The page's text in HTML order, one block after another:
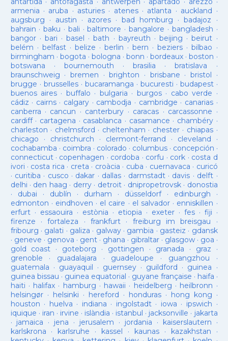
armenia · aruba · asturies· atenes· atlanta · auckland ·
augsburg · austin · azores·bad homburg ·badajoz ·
bahrain ·baku · bali ·baltimore ·bangalore · bangladesh ·
bangor· bari ·basel ·bath · bayreuth ·beijing ·beirut ·
belém · belfast· belize · berlin ·bern ·beziers ·bilbao ·
birmingham · bogota · bologna ·bonn ·bordeaux ·boston ·
botswana · bournemouth ·brasilia ·bratislava ·
braunschweig · bremen ·brighton · brisbane · bristol ·
brugge · brusselles· bucaramanga · bucuresti · budapest·
buenos aires· buffalo · bulgaria · burgos· cabo verde ·
cádiz · cairns· calgary · cambodja · cambridge · canarias·
canberra · cancun · canterbury · caracas · carcassonne ·
cardiff· cartagena · casablanca · casamance · chambéry·
charleston · chelmsford · cheltenham · chester· chiapas ·
chicago · christchurch · clermont-ferrand · cleveland ·
cochabamba · coimbra · colorado · columbus· concepción ·
connecticut· copenhagen · cordoba · corfu · cork · costa d
ivori · costa rica · creta · croàcia · cuba · cuernavaca · curicó
· curitiba · cusco · dakar · dallas · darmstadt· davis · delft ·
delhi · den haag · derry· detroit· dnipropetrovsk· donostia
· dubai · dublín · durham · düsseldorf· edinburgh ·
edmonton · eindhoven · el caire · el salvador · enniskillen ·
erfurt· essaouira · estònia · etiopia · exeter· fes· fiji ·
firenze ·fortaleza · frankfurt· freiburg im breisgau ·
fribourg · galati · galiza · galway· gambia · gasteiz · gdansk
· geneve · genova · gent· ghana · gibraltar· glasgow· goa ·
gold coast · goteborg · gottingen · granada · graz ·
grenoble · guadalajara · guadeloupe · guangzhou ·
guatemala · guayaquil · guernsey· guildford · guinea ·
guinea bissau · guinea equatorial · guyane française · haifa ·
haiti · halifax · hamburg · hawaii · heidelberg · heilbronn ·
helsingør· helsinki · hereford · honduras· hong kong ·
houston · huelva · indiana · ingolstadt· iowa · ipswich ·
iquique · iran · irvine · islàndia · istanbul · jacksonville · jakarta
· jamaica · jena · jerusalem · jordania · kaiserslautern ·
karlskrona · karlsruhe · kassel · kaunas· kazakhstan ·